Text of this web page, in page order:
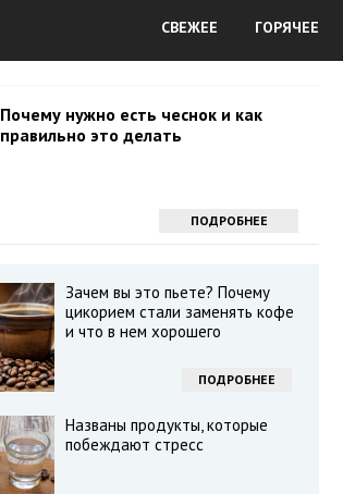
СВЕЖЕЕ ГОРЯЧЕЕ
Почему нужно есть чеснок и как
правильно это делать
ПОДРОБНЕЕ
Зачем вы это пьете? Почему
цикорием стали заменять кофе
и что в нем хорошего
ПОДРОБНЕЕ
Названы продукты, которые
побеждают стресс